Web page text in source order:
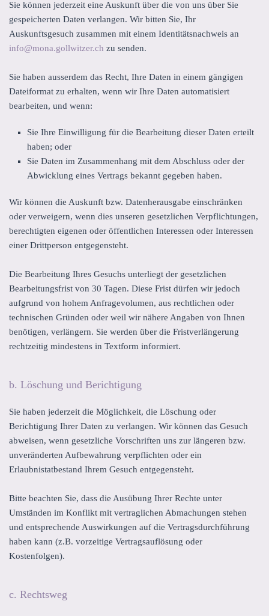
Sie können jederzeit eine Auskunft über die von uns über Sie
gespeicherten Daten verlangen. Wir bitten Sie, Ihr
Auskunftsgesuch zusammen mit einem Identitätsnachweis an
info@mona.gollwitzer.ch zu senden.
Sie haben ausserdem das Recht, Ihre Daten in einem gängigen
Dateiformat zu erhalten, wenn wir Ihre Daten automatisiert
bearbeiten, und wenn:
Sie Ihre Einwilligung für die Bearbeitung dieser Daten erteilt
haben; oder
Sie Daten im Zusammenhang mit dem Abschluss oder der
Abwicklung eines Vertrags bekannt gegeben haben.
Wir können die Auskunft bzw. Datenherausgabe einschränken
oder verweigern, wenn dies unseren gesetzlichen Verpflichtungen,
berechtigten eigenen oder öffentlichen Interessen oder Interessen
einer Drittperson entgegensteht.
Die Bearbeitung Ihres Gesuchs unterliegt der gesetzlichen
Bearbeitungsfrist von 30 Tagen. Diese Frist dürfen wir jedoch
aufgrund von hohem Anfragevolumen, aus rechtlichen oder
technischen Gründen oder weil wir nähere Angaben von Ihnen
benötigen, verlängern. Sie werden über die Fristverlängerung
rechtzeitig mindestens in Textform informiert.
b. Löschung und Berichtigung
Sie haben jederzeit die Möglichkeit, die Löschung oder
Berichtigung Ihrer Daten zu verlangen. Wir können das Gesuch
abweisen, wenn gesetzliche Vorschriften uns zur längeren bzw.
unveränderten Aufbewahrung verpflichten oder ein
Erlaubnistatbestand Ihrem Gesuch entgegensteht.
Bitte beachten Sie, dass die Ausübung Ihrer Rechte unter
Umständen im Konflikt mit vertraglichen Abmachungen stehen
und entsprechende Auswirkungen auf die Vertragsdurchführung
haben kann (z.B. vorzeitige Vertragsauflösung oder
Kostenfolgen).
c. Rechtsweg